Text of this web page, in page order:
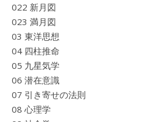
022 新月図
023 満月図
03 東洋思想
04 四柱推命
05 九星気学
06 潜在意識
07 引き寄せの法則
08 心理学